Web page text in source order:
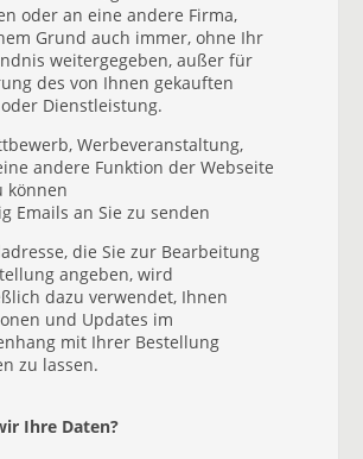
oder an eine andere Firma,
Grund auch immer, ohne Ihr
weitergegeben, außer für
des von Ihnen gekauften
Dienstleistung.
Werbeveranstaltung,
andere Funktion der Webseite
können
Emails an Sie zu senden
die Sie zur Bearbeitung
angeben, wird
dazu verwendet, Ihnen
und Updates im
mit Ihrer Bestellung
zu lassen.
Ihre Daten?